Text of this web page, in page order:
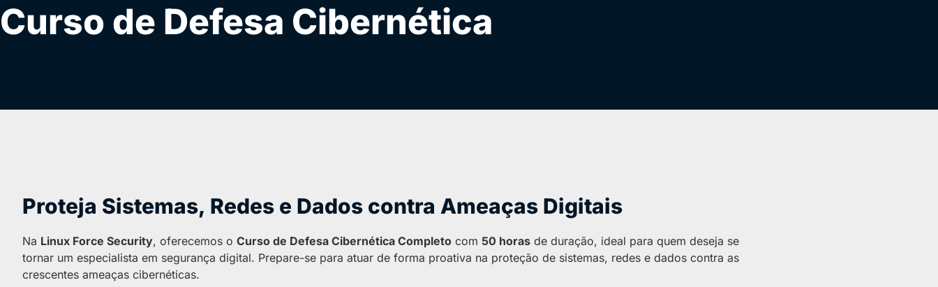
Curso de Defesa Cibernética
Proteja Sistemas, Redes e Dados contra Ameaças Digitais
Na Linux Force Security, oferecemos o Curso de Defesa Cibernética Completo com 50 horas de duração, ideal para quem deseja se
tornar um especialista em segurança digital. Prepare-se para atuar de forma proativa na proteção de sistemas, redes e dados contra as
crescentes ameaças cibernéticas.